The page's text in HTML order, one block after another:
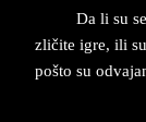
Da li su
zličite igre, ili
pošto su